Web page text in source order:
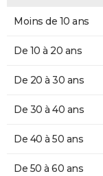
Moins de 10 ans
De 10 à 20 ans
De 20 à 30 ans
De 30 à 40 ans
De 40 à 50 ans
De 50 à 60 ans